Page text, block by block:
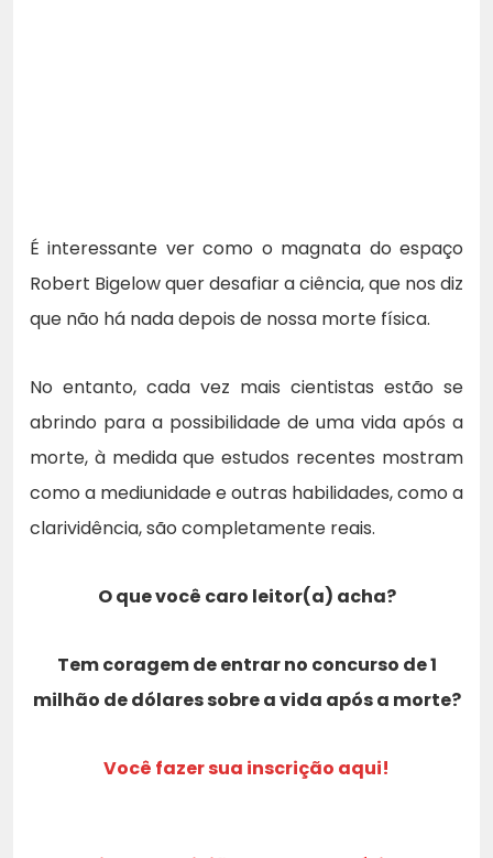
É interessante ver como o magnata do espaço
Robert Bigelow quer desafiar a ciência, que nos diz
que não há nada depois de nossa morte física.
No entanto, cada vez mais cientistas estão se
abrindo para a possibilidade de uma vida após a
morte, à medida que estudos recentes mostram
como a mediunidade e outras habilidades, como a
clarividência, são completamente reais.
O que você caro leitor(a) acha?
Tem coragem de entrar no concurso de 1
milhão de dólares sobre a vida após a morte?
Você fazer sua inscrição aqui!